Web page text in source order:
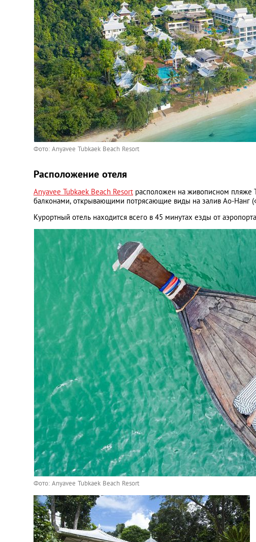
Фото: Anyavee Tubkaek Beach Resort
Расположение отеля
Anyavee Tubkaek Beach Resort расположен на живописном пляже
балконами, открывающими потрясающие виды на залив Ао-Нанг
Курортный отель находится всего в 45 минутах езды от
Фото: Anyavee Tubkaek Beach Resort